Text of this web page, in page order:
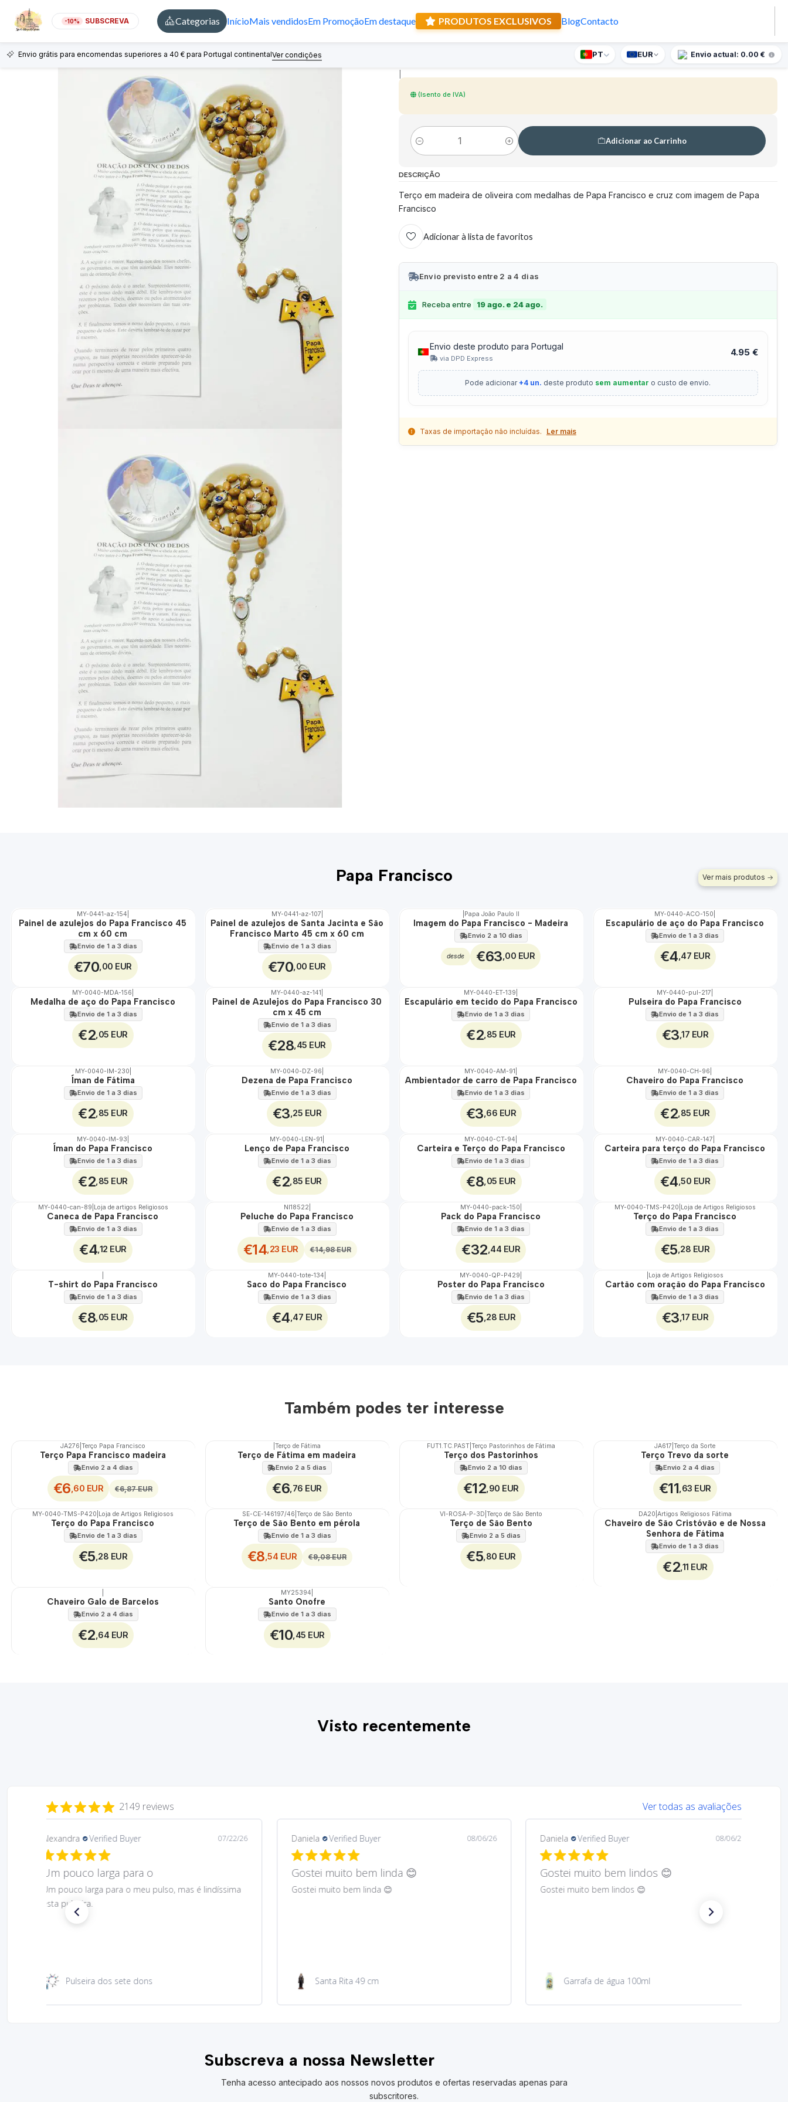
-10% SUBSCREVA Categorias InícioMais vendidosEm PromoçãoEm destaque PRODUTOS EXCLUSIVOS BlogContacto
Envio grátis para encomendas superiores a 40 € para Portugal continentalVer condições Recebe presente supresa para encomendas superiores a 90€
PT EUR Envio actual: 0.00 €
Terço Papa Francisco madeira de oliveira
(Isento de IVA)
Quantidade
Adicionar ao Carrinho
DESCRIÇÃO
Terço em madeira de oliveira com medalhas de Papa Francisco e cruz com imagem de Papa
Francisco
Adicionar à lista de favoritos
Envio previsto entre 2 a 4 dias
Receba entre 19 ago. e 24 ago.
Envio deste produto para Portugal
via DPD Express
4.95 €
Pode adicionar+4 un. deste produto sem aumentar o custo de envio.
Taxas de importação não incluídas. Ler mais
Papa Francisco Ver mais produtos
🇵🇹
MY-0441-az-154
Painel de azulejos do Papa Francisco 45
cm x 60 cm
Envio de 1 a 3 dias
€70 ,00 EUR
🇵🇹
100%
MY-0441-az-107
Painel de azulejos de Santa Jacinta e São
Francisco Marto 45 cm x 60 cm
Envio de 1 a 3 dias
€70 ,00 EUR
Papa João Paulo II
Imagem do Papa Francisco - Madeira
Envio 2 a 10 dias
desde €63 ,00 EUR
🇵🇹
MY-0440-ACO-150
Escapulário de aço do Papa Francisco
Envio de 1 a 3 dias
€4 ,47 EUR
🇵🇹
MY-0040-MDA-156
Medalha de aço do Papa Francisco
Envio de 1 a 3 dias
€2 ,05 EUR
🇵🇹
MY-0440-az-141
Painel de Azulejos do Papa Francisco 30
cm x 45 cm
Envio de 1 a 3 dias
€28 ,45 EUR
🇵🇹
MY-0440-ET-139
Escapulário em tecido do Papa Francisco
Envio de 1 a 3 dias
€2 ,85 EUR
MY-0440-pul-217
Pulseira do Papa Francisco
Envio de 1 a 3 dias
€3 ,17 EUR
MY-0040-IM-230
Íman de Fátima
Envio de 1 a 3 dias
€2 ,85 EUR
MY-0040-DZ-96
Dezena de Papa Francisco
Envio de 1 a 3 dias
€3 ,25 EUR
🇵🇹
MY-0040-AM-91
Ambientador de carro de Papa Francisco
Envio de 1 a 3 dias
€3 ,66 EUR
MY-0040-CH-96
Chaveiro do Papa Francisco
Envio de 1 a 3 dias
€2 ,85 EUR
MY-0040-IM-93
Íman do Papa Francisco
Envio de 1 a 3 dias
€2 ,85 EUR
MY-0040-LEN-91
Lenço de Papa Francisco
Envio de 1 a 3 dias
€2 ,85 EUR
🇵🇹
MY-0040-CT-94
Carteira e Terço do Papa Francisco
Envio de 1 a 3 dias
€8 ,05 EUR
🇵🇹
MY-0040-CAR-147
Carteira para terço do Papa Francisco
Envio de 1 a 3 dias
€4 ,50 EUR
MY-0440-can-89 Loja de artigos Religiosos
Caneca de Papa Francisco
Envio de 1 a 3 dias
€4 ,12 EUR
DESCONTO
NI18522
Peluche do Papa Francisco
Envio de 1 a 3 dias
€14 ,23 EUR €14,98 EUR
MY-0440-pack-150
Pack do Papa Francisco
Envio de 1 a 3 dias
€32 ,44 EUR
MY-0040-TMS-P420 Loja de Artigos Religiosos
Terço do Papa Francisco
Envio de 1 a 3 dias
€5 ,28 EUR
T-shirt do Papa Francisco
Envio de 1 a 3 dias
€8 ,05 EUR
MY-0440-tote-134
Saco do Papa Francisco
Envio de 1 a 3 dias
€4 ,47 EUR
MY-0040-QP-P429
Poster do Papa Francisco
Envio de 1 a 3 dias
€5 ,28 EUR
🇵🇹
Loja de Artigos Religiosos
Cartão com oração do Papa Francisco
Envio de 1 a 3 dias
€3 ,17 EUR
Também podes ter interesse
DESCONTO
JA276 |Terço Papa Francisco
Terço Papa Francisco madeira
Envio 2 a 4 dias
€6 ,60 EUR €6,87 EUR
Terço de Fátima
Terço de Fátima em madeira
Envio 2 a 5 dias
€6 ,76 EUR
FUT1.TC.PAST| Terço Pastorinhos de Fátima
Terço dos Pastorinhos
Envio 2 a 10 dias
€12 ,90 EUR
JA617 |Terço da Sorte
Terço Trevo da sorte
Envio 2 a 4 dias
€11 ,63 EUR
MY-0040-TMS-P420 Loja de Artigos Religiosos
Terço do Papa Francisco
Envio de 1 a 3 dias
€5 ,28 EUR
DESCONTO
SE-CE-146197/46 Terço de São Bento
Terço de São Bento em pérola
Envio de 1 a 3 dias
€8 ,54 EUR €9,08 EUR
VI-ROSA-P-3D Terço de São Bento
Terço de São Bento
Envio 2 a 5 dias
€5 ,80 EUR
DA20 Artigos Religiosos Fátima
Chaveiro de São Cristóvão e de Nossa
Senhora de Fátima
Envio de 1 a 3 dias
€2 ,11 EUR
Chaveiro Galo de Barcelos
Envio 2 a 4 dias
€2 ,64 EUR
MY25394
Santo Onofre
Envio de 1 a 3 dias
€10 ,45 EUR
Visto recentemente
2149 reviews Ver todas as avaliações
Daniela Verified Buyer 08/06/26
Gostei muito bem linda 😊
Gostei muito bem linda 😊
Santa Rita 49 cm
Daniela Verified Buyer 08/06/26
Gostei muito bem lindos 😊
Gostei muito bem lindos 😊
Garrafa de água 100ml
Mary Verified Buyer 08/05/26
Hard to find Saint
Absolutely wonderful!
São Jacinto 23 cm
Subscreva a nossa Newsletter
Tenha acesso antecipado aos nossos novos produtos e ofertas reservadas apenas para
subscritores.